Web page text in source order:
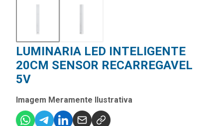
LUMINARIA LED INTELIGENTE
20CM SENSOR RECARREGAVEL
5V
Imagem Meramente Ilustrativa